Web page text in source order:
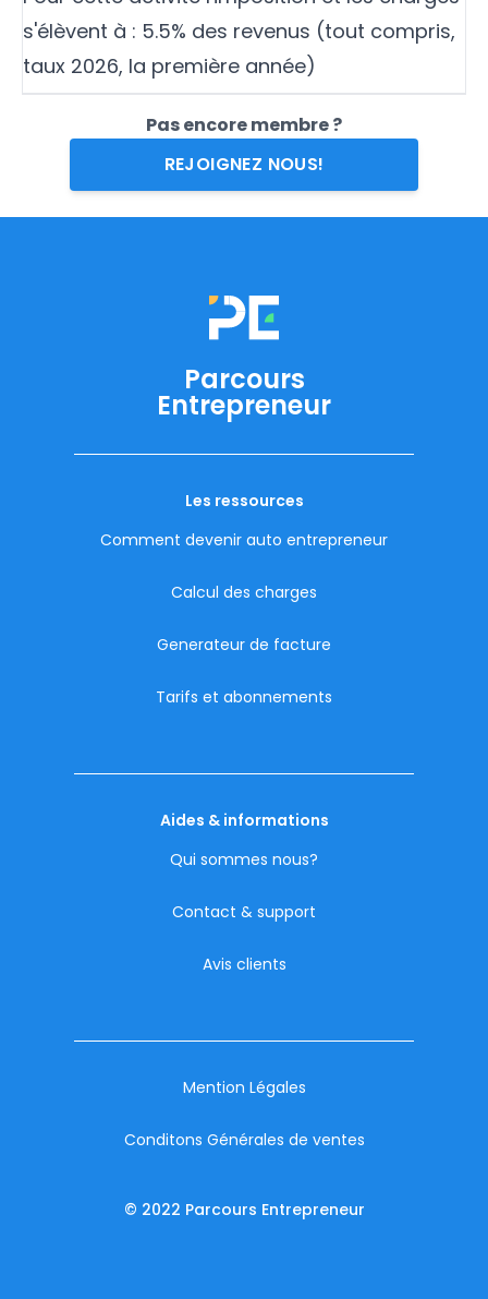
s'élèvent à : 5.5% des revenus (tout compris,
taux 2026, la première année)
Pas encore membre ?
REJOIGNEZ NOUS!
Parcours
Entrepreneur
Les ressources
Comment devenir auto entrepreneur
Calcul des charges
Generateur de facture
Tarifs et abonnements
Aides & informations
Qui sommes nous?
Contact & support
Avis clients
Mention Légales
Conditons Générales de ventes
© 2022 Parcours Entrepreneur